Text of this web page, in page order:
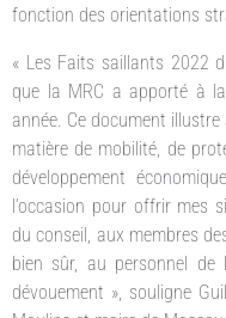
fonction des orientations
« Les Faits saillants 2022
que la MRC a apporté à
année. Ce document
matière de mobilité, de
développement
l’occasion pour offrir mes
du conseil, aux membres
bien sûr, au personnel
dévouement », souligne